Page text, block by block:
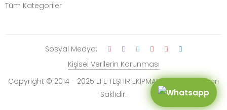
Tüm Kategoriler
Copyright © 2014 - 2025 EFE TEŞHİR EKİPMANLARI. Tüm Hakları
Saklıdır.
Kişisel Verilerin Korunması
Sosyal Medya: